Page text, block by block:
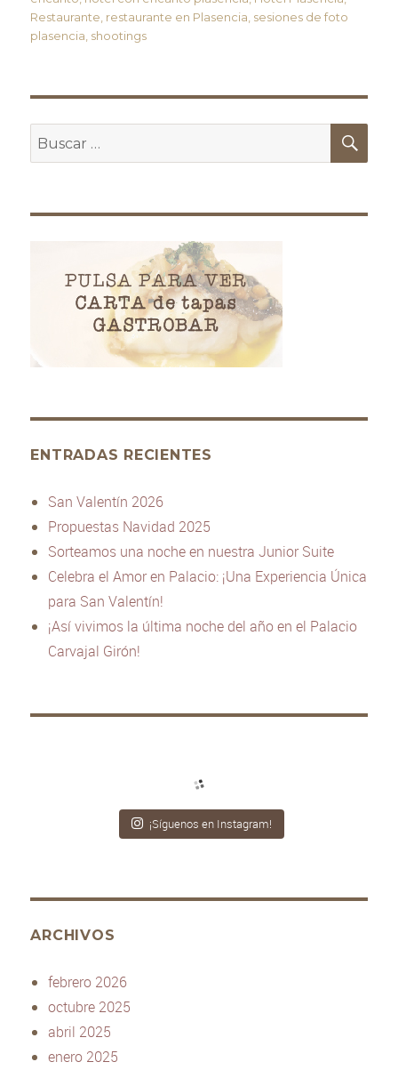
Restaurante restaurante en Plasencia sesiones de foto
plasencia shootings
Buscar
por:
ENTRADAS RECIENTES
San Valentín 2026
Propuestas Navidad 2025
Sorteamos una noche en nuestra Junior Suite
Celebra el Amor en Palacio: ¡Una Experiencia Única
para San Valentín!
¡Así vivimos la última noche del año en el Palacio
Carvajal Girón!
¡Síguenos en Instagram!
ARCHIVOS
febrero 2026
octubre 2025
abril 2025
enero 2025